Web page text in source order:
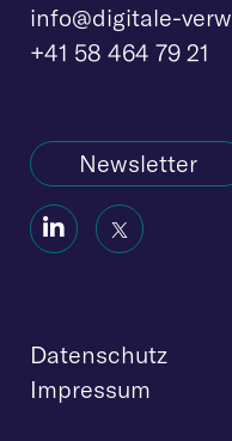
info@digitale-verw
+41 58 464 79 21
Newsletter
Social Social
Datenschutz
Impressum